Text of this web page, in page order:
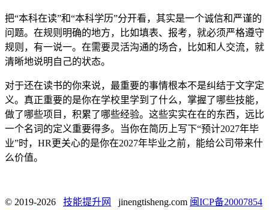
把“本科在读”和“本科学历”分开看，其实是一个诚信和严谨的
问题。在规则明确的地方，比如填表、报考，就必须严格遵守
规则，有一说一。在需要灵活沟通的场合，比如和人交流，就
清晰地说明自己的状态。
对于还在读书的你来说，最重要的事情根本不是纠结于文字定
义。真正重要的是你在学校里学到了什么，掌握了哪些技能，
做了哪些项目，积累了哪些经验。这些实实在在的东西，远比
一个名词的定义重要得多。当你在简历上写下“预计2027年毕
业”时，HR更关心的是你在2027年毕业之前，能给公司带来什
么价值。
© 2019-2026 技能提升网 jinengtisheng.com 闽ICP备20007854